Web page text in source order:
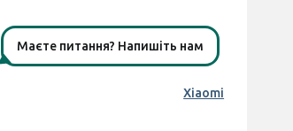
Маєте питання? Напишіть нам
Xiaomi